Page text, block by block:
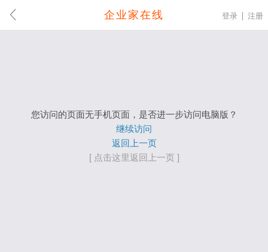
企业家在线 登录 注册
您访问的页面无手机页面，是否进一步访问电脑版？
继续访问
返回上一页
[ 点击这里返回上一页 ]